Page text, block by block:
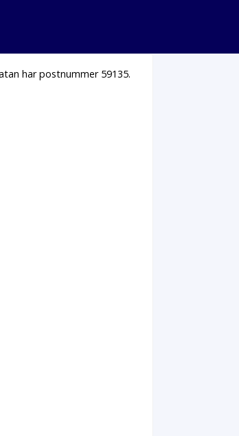
har postnummer 59135.